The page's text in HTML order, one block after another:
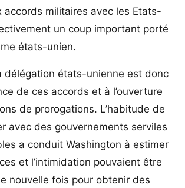
accords militaires avec les Etats-
un coup important porté
états-unien.
délégation états-unienne est donc
de ces accords et à l’ouverture
de prorogations. L’habitude de
avec des gouvernements serviles
a conduit Washington à estimer
et l’intimidation pouvaient être
nouvelle fois pour obtenir des